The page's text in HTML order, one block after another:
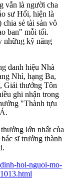
vẫn là người cha
sư Hối, hiện là
sẻ tài sản vô
ban" mỗi tối.
những kỹ năng
danh hiệu Nhà
Nhì, hạng Ba,
Giải thưởng Tôn
ghi nhận trong
"Thành tựu
lớn nhất của
sĩ trưởng thành
hoi-nguoi-mo-